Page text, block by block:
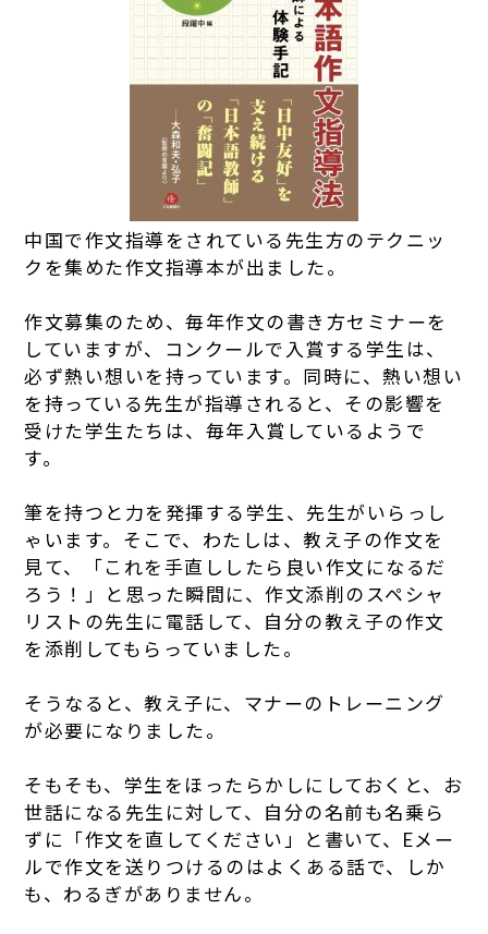
中国で作文指導をされている先生方のテクニッ
クを集めた作文指導本が出ました。
作文募集のため、毎年作文の書き方セミナーを
していますが、コンクールで入賞する学生は、
必ず熱い想いを持っています。同時に、熱い想い
を持っている先生が指導されると、その影響を
受けた学生たちは、毎年入賞しているようで
す。
筆を持つと力を発揮する学生、先生がいらっし
ゃいます。そこで、わたしは、教え子の作文を
見て、「これを手直ししたら良い作文になるだ
ろう！」と思った瞬間に、作文添削のスペシャ
リストの先生に電話して、自分の教え子の作文
を添削してもらっていました。
そうなると、教え子に、マナーのトレーニング
が必要になりました。
そもそも、学生をほったらかしにしておくと、お
世話になる先生に対して、自分の名前も名乗ら
ずに「作文を直してください」と書いて、Eメー
ルで作文を送りつけるのはよくある話で、しか
も、わるぎがありません。